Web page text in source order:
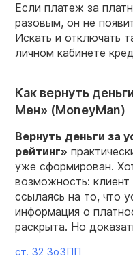
Если платеж за
разовым, он не
Искать и отключать
личном кабинете
Как вернуть
Мен» (MoneyMan)
Вернуть деньги за
рейтинг»
уже сформирован.
возможность: клиент
ссылаясь на то, что
информация о
раскрыта. Но
ст. 32 ЗоЗПП